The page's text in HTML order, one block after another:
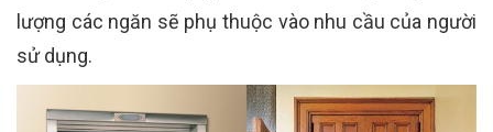
lượng các ngăn sẽ phụ thuộc vào nhu cầu của người
sử dụng.